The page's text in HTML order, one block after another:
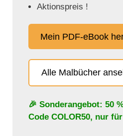
Aktionspreis !
Mein PDF-eBook
Alle Malbücher
🎉 Sonderangebot: 50
Code COLOR50, nur